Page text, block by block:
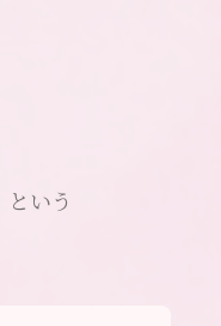
いう